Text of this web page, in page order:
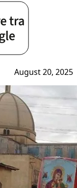
August 20, 2025